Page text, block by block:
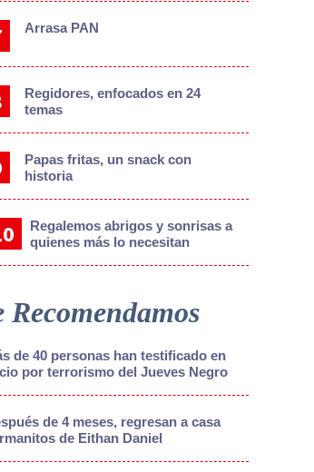
Arrasa PAN
Regidores, enfocados en 24
temas
Papas fritas, un snack con
historia
Regalemos abrigos y sonrisas a
quienes más lo necesitan
Recomendamos
de 40 personas han testificado en
por terrorismo del Jueves Negro
de 4 meses, regresan a casa
de Eithan Daniel